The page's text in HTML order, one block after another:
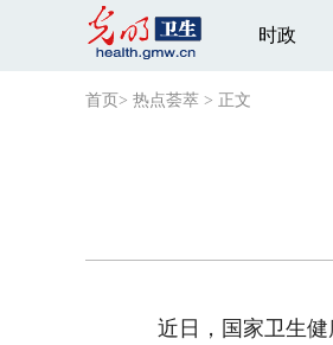
时政
首页 > 热点荟萃 > 正文
近日，国家卫生健